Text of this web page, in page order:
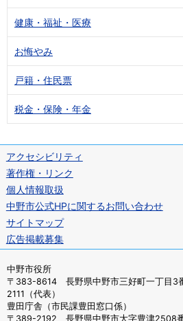
健康・福祉・医療
お悔やみ
戸籍・住民票
税金・保険・年金
アクセシビリティ
著作権・リンク
個人情報取扱
中野市公式HPに関するお問い合わせ
サイトマップ
広告掲載募集
中野市役所
〒383-8614 長野県中野市三好町一丁目
2111（代表）
豊田庁舎（市民課豊田窓口係）
〒389-2192 長野県中野市大字豊津2508